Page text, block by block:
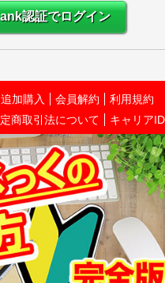
認証でログイン
加購入 会員解約
利用規約
商取引法について キャリア